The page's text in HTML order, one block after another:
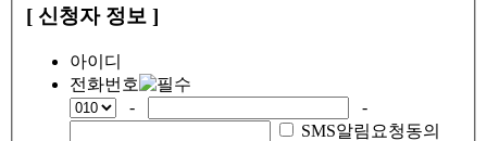
[ 신청자 정보 ]
아이디
전화번호
-
-
SMS알림요청동의